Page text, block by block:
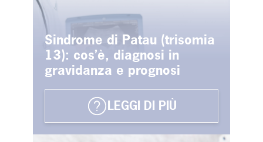
Sindrome di Patau (trisomia
13): cos’è, diagnosi in
gravidanza e prognosi
LEGGI DI PIÙ